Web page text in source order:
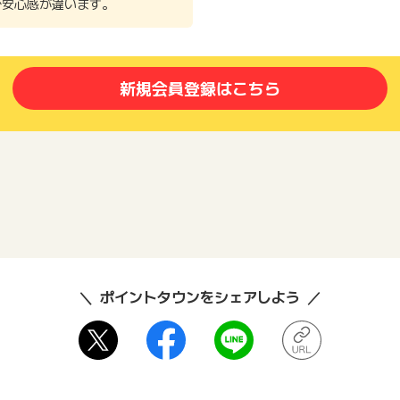
新規会員登録はこちら
ポイントタウンをシェアしよう